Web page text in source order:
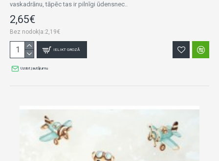
vaskadrānu, tāpēc tas ir pilnīgi ūdensnec..
2,65€
Bez nodokļa:2,19€
IELIKT GROZĀ
Uzdot jautājumu